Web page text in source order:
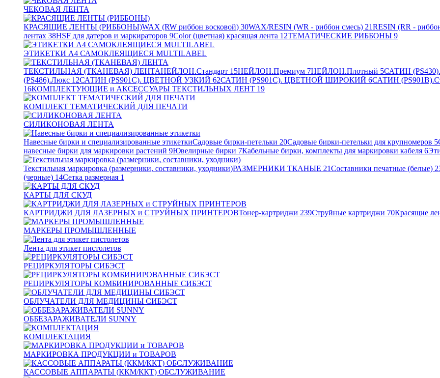
ЧЕКОВАЯ ЛЕНТА
КРАСЯЩИЕ ЛЕНТЫ (РИББОНЫ)WAX (RW риббон восковой) 30WAX/RESIN (WR - риббон смесь) 21RESIN (RR -
лентах 38HSF для датеров и маркираторов 9Color (цветная) красящая лента 12ТЕМАТИЧЕСКИЕ РИББОНЫ 9
ЭТИКЕТКИ А4 САМОКЛЕЯЩИЕСЯ MULTILABEL
ТЕКСТИЛЬНАЯ (ТКАНЕВАЯ) ЛЕНТАНЕЙЛОН.Стандарт 15НЕЙЛОН.Премиум 7НЕЙЛОН.Плотный 5САТИН
(PS486).Люкс 12САТИН (PS901C). ЦВЕТНОЙ УЗКИЙ 62САТИН (PS901C). ЦВЕТНОЙ ШИРОКИЙ 6САТИН
16КОМПЛЕКТУЮЩИЕ и АКСЕССУАРЫ ТЕКСТИЛЬНЫХ ЛЕНТ 19
КОМПЛЕКТ ТЕМАТИЧЕСКИЙ ДЛЯ ПЕЧАТИ
СИЛИКОНОВАЯ ЛЕНТА
Навесные бирки и специализированные этикеткиСадовые бирки-петельки 20Садовые бирки-петельки для крупномеров 5
навесные бирки для маркировки растений 9Ювелирные бирки 7Кабельные бирки, комплекты для маркировки кабеля 6
Текстильная маркировка (размерники, составники, уходники)РАЗМЕРНИКИ ТКАНЫЕ 21Составники печатные (белые)
(черные) 14Сетка размерная 1
КАРТЫ ДЛЯ СКУД
КАРТРИДЖИ ДЛЯ ЛАЗЕРНЫХ и СТРУЙНЫХ ПРИНТЕРОВТонер-картриджи 239Струйные картриджи 70Красящие
МАРКЕРЫ ПРОМЫШЛЕННЫЕ
Лента для этикет пистолетов
РЕЦИРКУЛЯТОРЫ СИБЭСТ
РЕЦИРКУЛЯТОРЫ КОМБИНИРОВАННЫЕ СИБЭСТ
ОБЛУЧАТЕЛИ ДЛЯ МЕДИЦИНЫ СИБЭСТ
ОББЕЗАРАЖИВАТЕЛИ SUNNY
КОМПЛЕКТАЦИЯ
МАРКИРОВКА ПРОДУКЦИИ и ТОВАРОВ
КАССОВЫЕ АППАРАТЫ (ККМ/ККТ) ОБСЛУЖИВАНИЕ